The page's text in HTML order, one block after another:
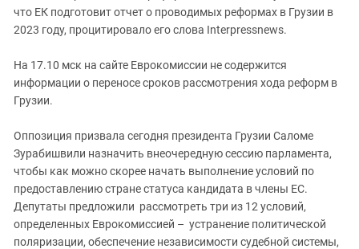
что ЕК подготовит отчет о проводимых реформах в Грузии в
2023 году, процитировало его слова Interpressnews.
На 17.10 мск на сайте Еврокомиссии не содержится
информации о переносе сроков рассмотрения хода реформ в
Грузии.
Оппозиция призвала сегодня президента Грузии Саломе
Зурабишвили назначить внеочередную сессию парламента,
чтобы как можно скорее начать выполнение условий по
предоставлению стране статуса кандидата в члены ЕС.
Депутаты предложили рассмотреть три из 12 условий,
определенных Еврокомиссией – устранение политической
поляризации, обеспечение независимости судебной системы,